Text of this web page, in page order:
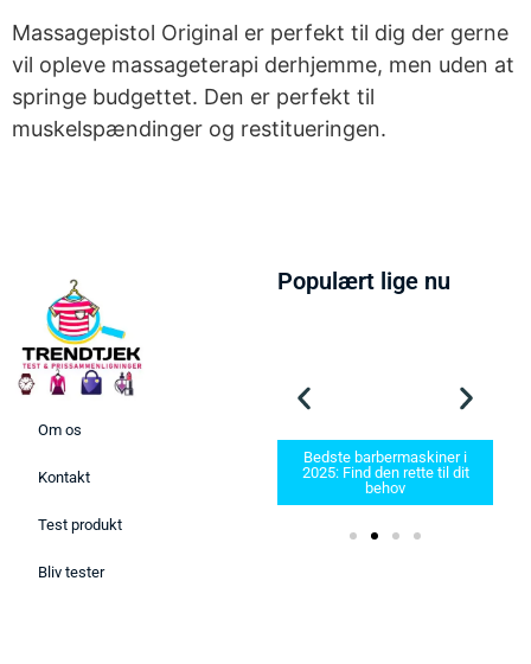
Massagepistol Original er perfekt til dig der gerne
vil opleve massageterapi derhjemme, men uden at
springe budgettet. Den er perfekt til
muskelspændinger og restitueringen.
Om os
Kontakt
Test produkt
Bliv tester
Populært lige nu
Bedste Håndboldsko 2026
Bedste barbermaskiner i
2025: Find den rette til dit
behov